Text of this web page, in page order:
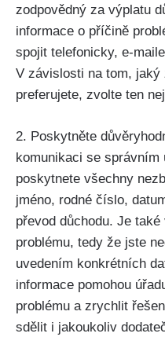
zodpovědný za výplatu
informace o příčině
spojit telefonicky, e-
V závislosti na tom, jaký
preferujete, zvolte ten
2. Poskytněte
komunikaci se správním
poskytnete všechny
jméno, rodné číslo,
převod důchodu. Je
problému, tedy že jste
uvedením konkrétních
informace pomohou
problému a zrychlit
sdělit i jakoukoliv